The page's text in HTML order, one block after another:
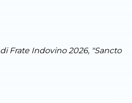
Frate Indovino 2026, "Sancto